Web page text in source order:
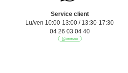
Service client
Lu/ven 10:00-13:00 / 13:30-17:30
04 26 03 04 40